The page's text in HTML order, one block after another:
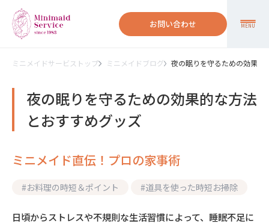
お問い合わせ MENU
ミニメイドサービストップ ミニメイドブログ 夜の眠りを守るための効果的
夜の眠りを守るための効果的な方法
とおすすめグッズ
ミニメイド直伝！プロの家事術
#お料理の時短＆ポイント #道具を使った時短お掃除
日頃からストレスや不規則な生活習慣によって、睡眠不足に